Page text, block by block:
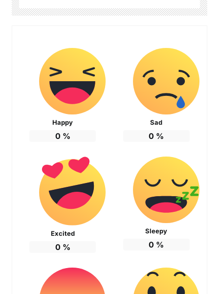
Happy
0 %
Sad
0 %
Excited
0 %
Sleepy
0 %